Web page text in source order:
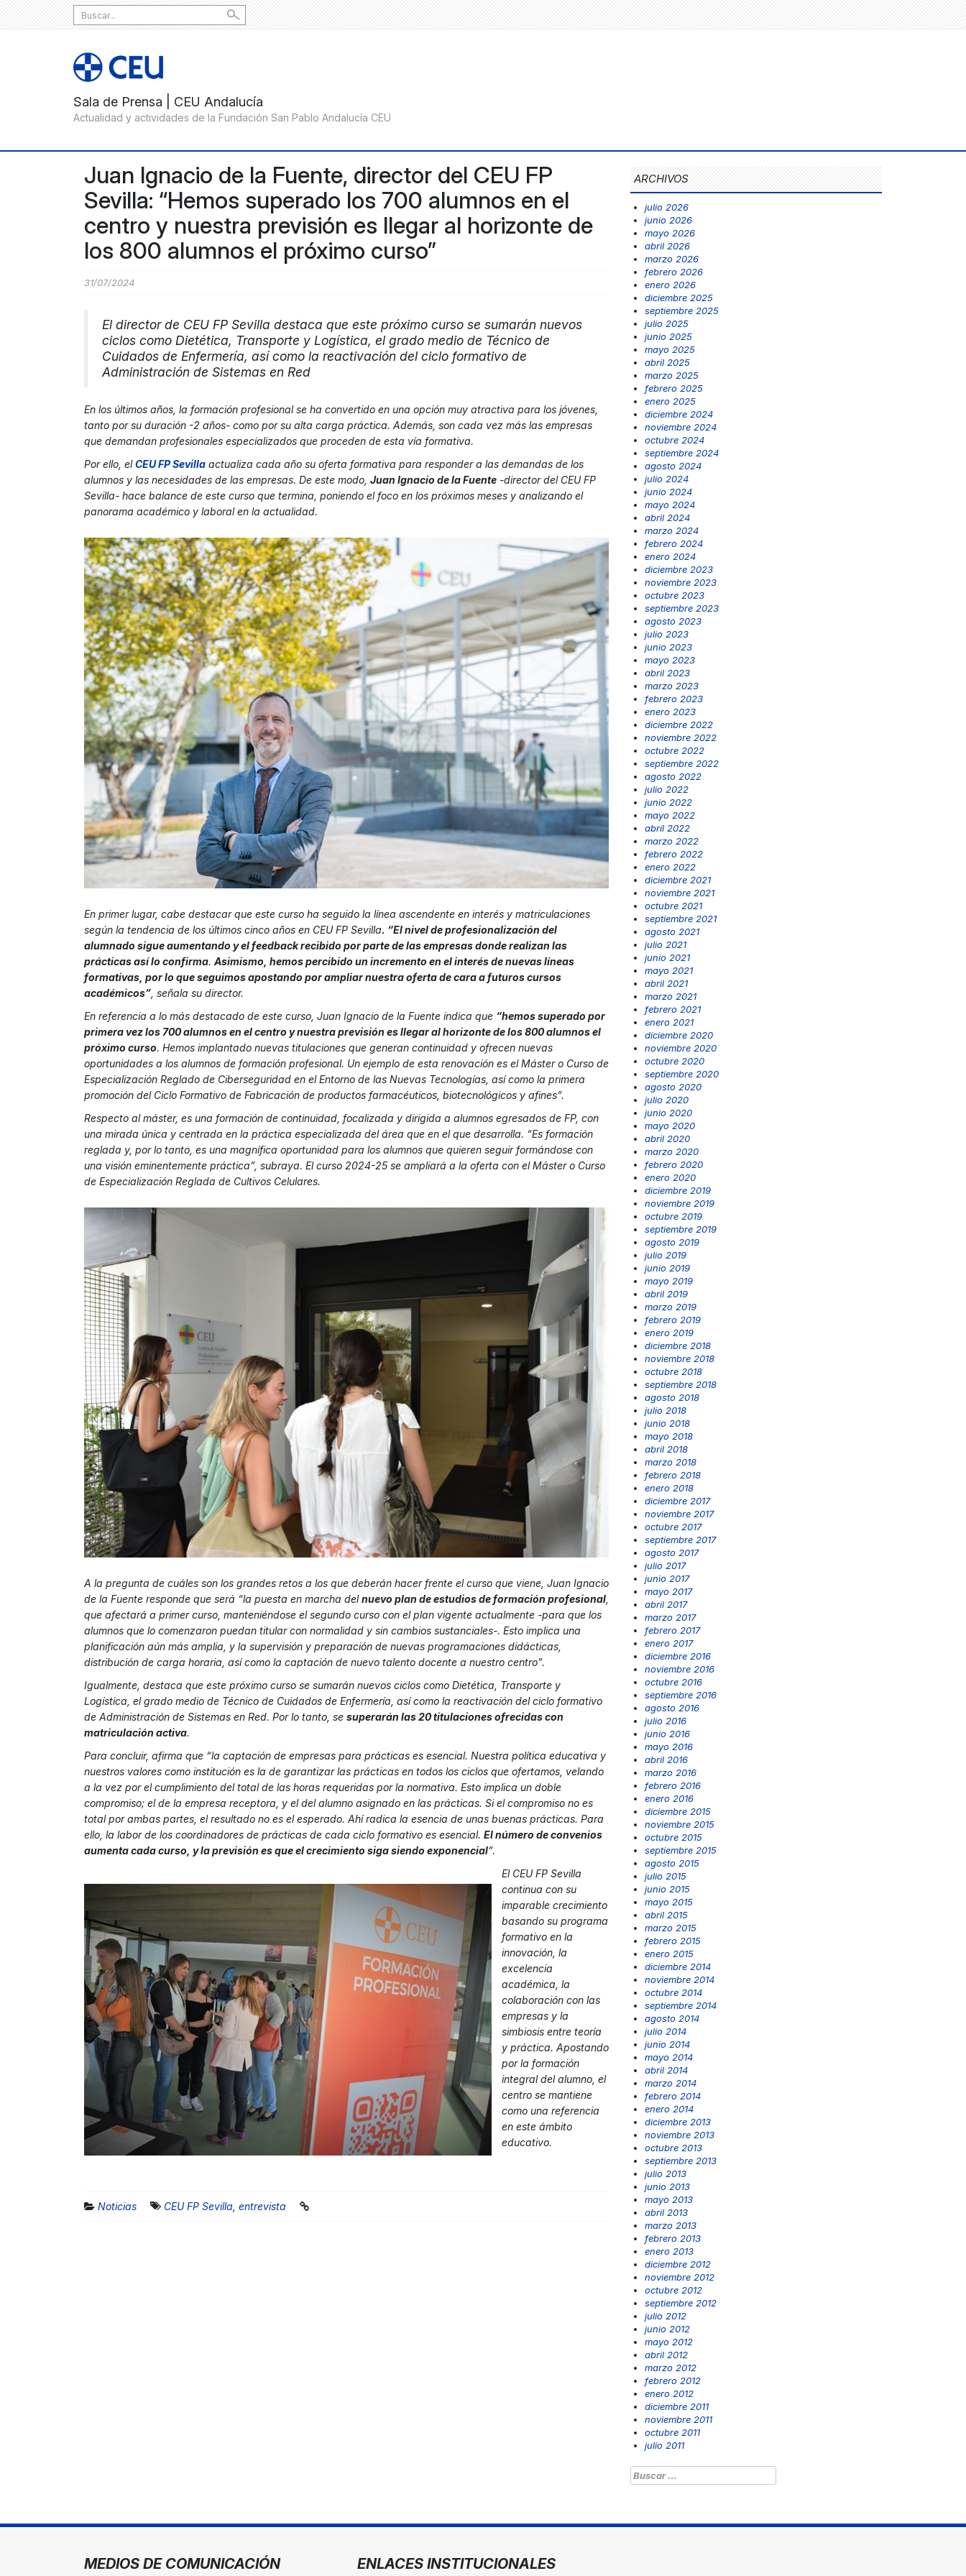
Search
for:
Juan Ignacio de la Fuente, director del CEU FP
Sevilla: “Hemos superado los 700 alumnos en el
centro y nuestra previsión es llegar al horizonte de
los 800 alumnos el próximo curso”
31/07/2024
El director de CEU FP Sevilla destaca que este próximo curso se sumarán nuevos
ciclos como Dietética, Transporte y Logística, el grado medio de Técnico de
Cuidados de Enfermería, así como la reactivación del ciclo formativo de
Administración de Sistemas en Red
En los últimos años, la formación profesional se ha convertido en una opción muy atractiva para los jóvenes,
tanto por su duración -2 años- como por su alta carga práctica. Además, son cada vez más las empresas
que demandan profesionales especializados que proceden de esta vía formativa.
Por ello, elCEU FP Sevilla actualiza cada año su oferta formativa para responder a las demandas de los
alumnos y las necesidades de las empresas. De este modo, Juan Ignacio de la Fuente -director del CEU FP
Sevilla- hace balance de este curso que termina, poniendo el foco en los próximos meses y analizando el
panorama académico y laboral en la actualidad.
En primer lugar, cabe destacar que este curso ha seguido la línea ascendente en interés y matriculaciones
según la tendencia de los últimos cinco años en CEU FP Sevilla. “El nivel de profesionalización del
alumnado sigue aumentando y elfeedbackrecibido por parte de las empresas donde realizan las
prácticas así lo confirma. Asimismo, hemos percibido un incremento en el interés de nuevas líneas
formativas, por lo que seguimos apostando por ampliar nuestra oferta de cara a futuros cursos
académicos” , señala su director.
En referencia a lo más destacado de este curso, Juan Ignacio de la Fuente indica que “hemos superado por
primera vez los 700 alumnos en el centro y nuestra previsión es llegar al horizonte de los 800 alumnos el
próximo curso. Hemos implantado nuevas titulaciones que generan continuidad y ofrecen nuevas
oportunidades a los alumnos de formación profesional. Un ejemplo de esta renovación es el Máster o Curso de
Especialización Reglado de Ciberseguridad en el Entorno de las Nuevas Tecnologías, así como la primera
promoción del Ciclo Formativo de Fabricación de productos farmacéuticos, biotecnológicos y afines”.
Respecto al máster, es una formación de continuidad, focalizada y dirigida a alumnos egresados de FP, con
una mirada única y centrada en la práctica especializada del área que en el que desarrolla. “Es formación
reglada y, por lo tanto, es una magnífica oportunidad para los alumnos que quieren seguir formándose con
una visión eminentemente práctica”, subraya. El curso 2024-25 se ampliará a la oferta con el Máster o Curso
de Especialización Reglada de Cultivos Celulares.
A la pregunta de cuáles son los grandes retos a los que deberán hacer frente el curso que viene, Juan Ignacio
de la Fuente responde que será “la puesta en marcha delnuevo plan de estudios de formación profesional
que afectará a primer curso, manteniéndose el segundo curso con el plan vigente actualmente -para que los
alumnos que lo comenzaron puedan titular con normalidad y sin cambios sustanciales-. Esto implica una
planificación aún más amplia, y la supervisión y preparación de nuevas programaciones didácticas,
distribución de carga horaria, así como la captación de nuevo talento docente a nuestro centro”.
Igualmente, destaca que este próximo curso se sumarán nuevos ciclos como Dietética, Transporte y
Logística, el grado medio de Técnico de Cuidados de Enfermería, así como la reactivación del ciclo formativo
de Administración de Sistemas en Red. Por lo tanto, se superarán las 20 titulaciones ofrecidas con
matriculación activa.
Para concluir, afirma que “la captación de empresas para prácticas es esencial. Nuestra política educativa y
nuestros valores como institución es la de garantizar las prácticas en todos los ciclos que ofertamos, velando
a la vez por el cumplimiento del total de las horas requeridas por la normativa. Esto implica un doble
compromiso; el de la empresa receptora, y el del alumno asignado en las prácticas. Si el compromiso no es
total por ambas partes, el resultado no es el esperado. Ahí radica la esencia de unas buenas prácticas. Para
ello, la labor de los coordinadores de prácticas de cada ciclo formativo es esencial. El número de convenios
aumenta cada curso, y la previsión es que el crecimiento siga siendo exponencial”.
El CEU FP Sevilla
continua con su
imparable crecimiento
basando su programa
formativo en la
innovación, la
excelencia
académica, la
colaboración con las
empresas y la
simbiosis entre teoría
y práctica. Apostando
por la formación
integral del alumno, el
centro se mantiene
como una referencia
en este ámbito
educativo.
Noticias CEU FP Sevilla entrevista
ARCHIVOS
julio 2026
junio 2026
mayo 2026
abril 2026
marzo 2026
febrero 2026
enero 2026
diciembre 2025
septiembre 2025
julio 2025
junio 2025
mayo 2025
abril 2025
marzo 2025
febrero 2025
enero 2025
diciembre 2024
noviembre 2024
octubre 2024
septiembre 2024
agosto 2024
julio 2024
junio 2024
mayo 2024
abril 2024
marzo 2024
febrero 2024
enero 2024
diciembre 2023
noviembre 2023
octubre 2023
septiembre 2023
agosto 2023
julio 2023
junio 2023
mayo 2023
abril 2023
marzo 2023
febrero 2023
enero 2023
diciembre 2022
noviembre 2022
octubre 2022
septiembre 2022
agosto 2022
julio 2022
junio 2022
mayo 2022
abril 2022
marzo 2022
febrero 2022
enero 2022
diciembre 2021
noviembre 2021
octubre 2021
septiembre 2021
agosto 2021
julio 2021
junio 2021
mayo 2021
abril 2021
marzo 2021
febrero 2021
enero 2021
diciembre 2020
noviembre 2020
octubre 2020
septiembre 2020
agosto 2020
julio 2020
junio 2020
mayo 2020
abril 2020
marzo 2020
febrero 2020
enero 2020
diciembre 2019
noviembre 2019
octubre 2019
septiembre 2019
agosto 2019
julio 2019
junio 2019
mayo 2019
abril 2019
marzo 2019
febrero 2019
enero 2019
diciembre 2018
noviembre 2018
octubre 2018
septiembre 2018
agosto 2018
julio 2018
junio 2018
mayo 2018
abril 2018
marzo 2018
febrero 2018
enero 2018
diciembre 2017
noviembre 2017
octubre 2017
septiembre 2017
agosto 2017
julio 2017
junio 2017
mayo 2017
abril 2017
marzo 2017
febrero 2017
enero 2017
diciembre 2016
noviembre 2016
octubre 2016
septiembre 2016
agosto 2016
julio 2016
junio 2016
mayo 2016
abril 2016
marzo 2016
febrero 2016
enero 2016
diciembre 2015
noviembre 2015
octubre 2015
septiembre 2015
agosto 2015
julio 2015
junio 2015
mayo 2015
abril 2015
marzo 2015
febrero 2015
enero 2015
diciembre 2014
noviembre 2014
octubre 2014
septiembre 2014
agosto 2014
julio 2014
junio 2014
mayo 2014
abril 2014
marzo 2014
febrero 2014
enero 2014
diciembre 2013
noviembre 2013
octubre 2013
septiembre 2013
julio 2013
junio 2013
mayo 2013
abril 2013
marzo 2013
febrero 2013
enero 2013
diciembre 2012
noviembre 2012
octubre 2012
septiembre 2012
julio 2012
junio 2012
mayo 2012
abril 2012
marzo 2012
febrero 2012
enero 2012
diciembre 2011
noviembre 2011
octubre 2011
julio 2011
Buscar:
MEDIOS DE COMUNICACIÓN ENLACES INSTITUCIONALES